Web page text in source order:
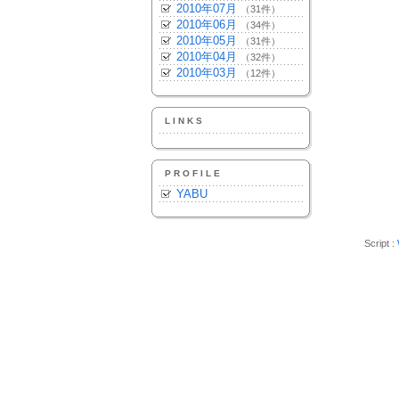
2010年07月 （31件）
2010年06月 （34件）
2010年05月 （31件）
2010年04月 （32件）
2010年03月 （12件）
LINKS
PROFILE
YABU
Script :